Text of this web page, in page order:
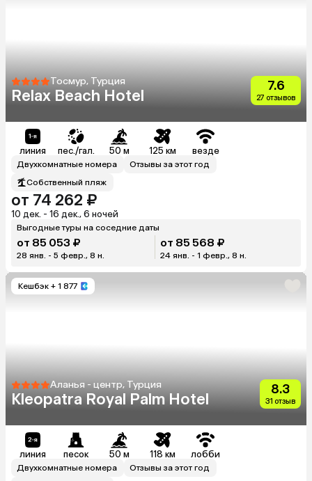
Тосмур, Турция
Relax Beach Hotel
7.6
27 отзывов
линия пес./гал. 50 м 125 км везде
Двухкомнатные номера
Отзывы за этот год
Собственный пляж
от 74 262 ₽
10 дек. - 16 дек., 6 ночей
Выгодные туры на соседние даты
от 85 053 ₽
28 янв. - 5 февр., 8 н.
от 85 568 ₽
24 янв. - 1 февр., 8 н.
Кешбэк + 1 877
Аланья - центр, Турция
Kleopatra Royal Palm Hotel
8.3
31 отзыв
линия песок 50 м 118 км лобби
Двухкомнатные номера
Отзывы за этот год